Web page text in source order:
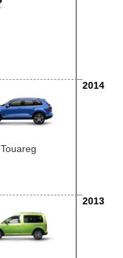
2014
Touareg
2013